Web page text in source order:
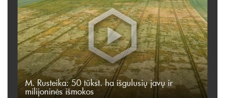
M. Rusteika: 50 tūkst. ha išgulusių javų ir
milijoninės išmokos